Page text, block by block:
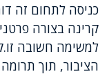
כניסה לתחום זה
קרינה בצורה
למשימה חשובה
הציבור, תוך